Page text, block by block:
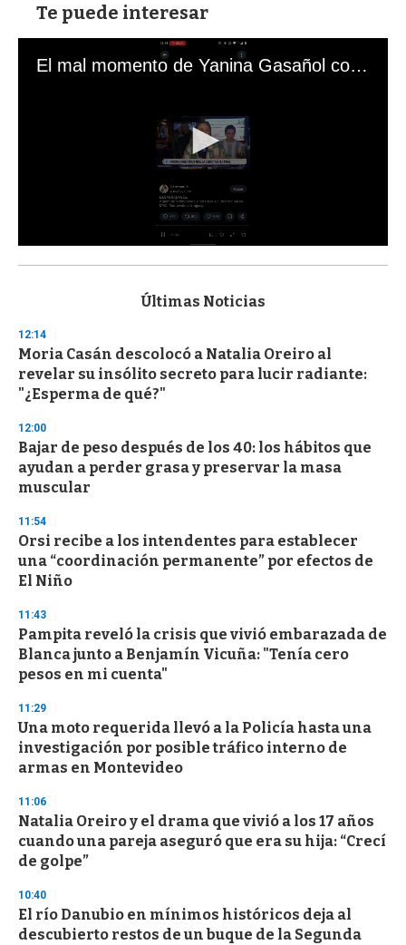
Te puede interesar
El mal momento de Yanina Gasañol con un hincha argentino en "Subrayado"
s
d
s
o
f
s
e
c
o
n
Últimas Noticias
12:14
Moria Casán descolocó a Natalia Oreiro al
revelar su insólito secreto para lucir radiante:
"¿Esperma de qué?"
12:00
Bajar de peso después de los 40: los hábitos que
ayudan a perder grasa y preservar la masa
muscular
11:54
Orsi recibe a los intendentes para establecer
una “coordinación permanente” por efectos de
El Niño
11:43
Pampita reveló la crisis que vivió embarazada de
Blanca junto a Benjamín Vicuña: "Tenía cero
pesos en mi cuenta"
11:29
Una moto requerida llevó a la Policía hasta una
investigación por posible tráfico interno de
armas en Montevideo
11:06
Natalia Oreiro y el drama que vivió a los 17 años
cuando una pareja aseguró que era su hija: “Crecí
de golpe”
10:40
El río Danubio en mínimos históricos deja al
descubierto restos de un buque de la Segunda